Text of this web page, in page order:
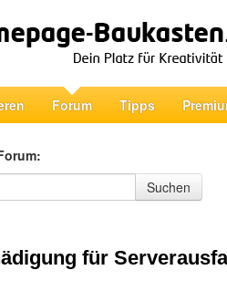
Forum Tipps
Suchen
für